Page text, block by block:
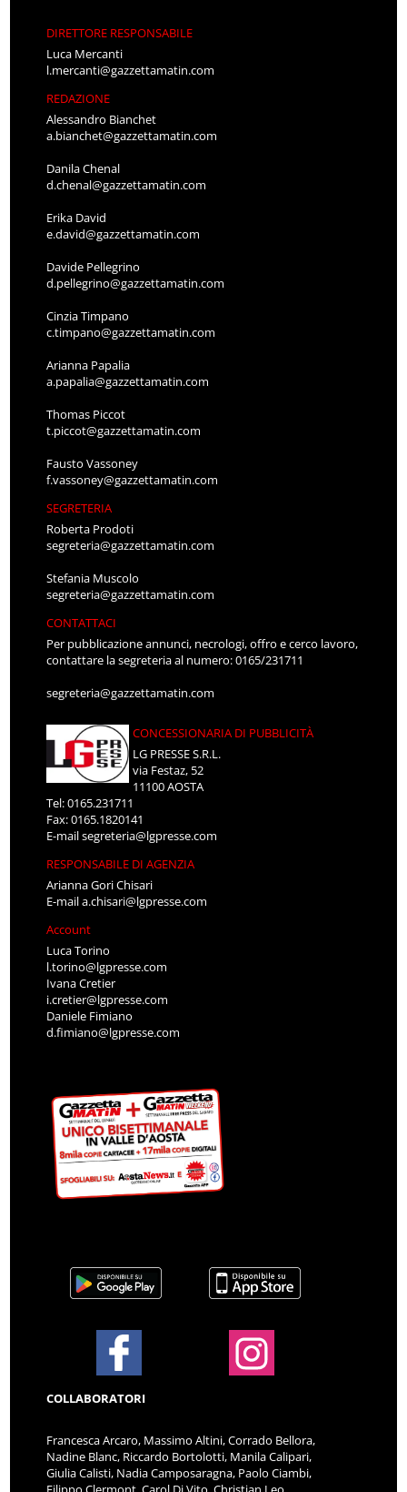
DIRETTORE RESPONSABILE
Luca Mercanti
l.mercanti@gazzettamatin.com
REDAZIONE
Alessandro Bianchet
a.bianchet@gazzettamatin.com
Danila Chenal
d.chenal@gazzettamatin.com
Erika David
e.david@gazzettamatin.com
Davide Pellegrino
d.pellegrino@gazzettamatin.com
Cinzia Timpano
c.timpano@gazzettamatin.com
Arianna Papalia
a.papalia@gazzettamatin.com
Thomas Piccot
t.piccot@gazzettamatin.com
Fausto Vassoney
f.vassoney@gazzettamatin.com
SEGRETERIA
Roberta Prodoti
segreteria@gazzettamatin.com
Stefania Muscolo
segreteria@gazzettamatin.com
CONTATTACI
Per pubblicazione annunci, necrologi, offro e cerco lavoro,
contattare la segreteria al numero: 0165/231711
segreteria@gazzettamatin.com
CONCESSIONARIA DI PUBBLICITÀ
LG PRESSE S.R.L.
via Festaz, 52
11100 AOSTA
Tel: 0165.231711
Fax: 0165.1820141
E-mailsegreteria@lgpresse.com
RESPONSABILE DI AGENZIA
Arianna Gori Chisari
E-maila.chisari@lgpresse.com
Account
Luca Torino
l.torino@lgpresse.com
Ivana Cretier
i.cretier@lgpresse.com
Daniele Fimiano
d.fimiano@lgpresse.com
COLLABORATORI
Francesca Arcaro, Massimo Altini, Corrado Bellora,
Nadine Blanc, Riccardo Bortolotti, Manila Calipari,
Giulia Calisti, Nadia Camposaragna, Paolo Ciambi,